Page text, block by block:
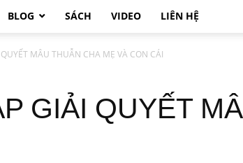
BLOG SÁCH VIDEO LIÊN HỆ
MÂU THUẪN CHA MẸ VÀ CON CÁI
GIẢI QUYẾT